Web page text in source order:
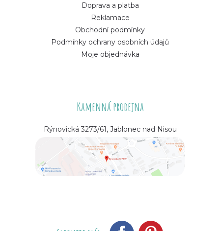
Doprava a platba
Reklamace
Obchodní podmínky
Podmínky ochrany osobních údajů
Moje objednávka
Kamenná prodejna
Rýnovická 3273/61, Jablonec nad Nisou